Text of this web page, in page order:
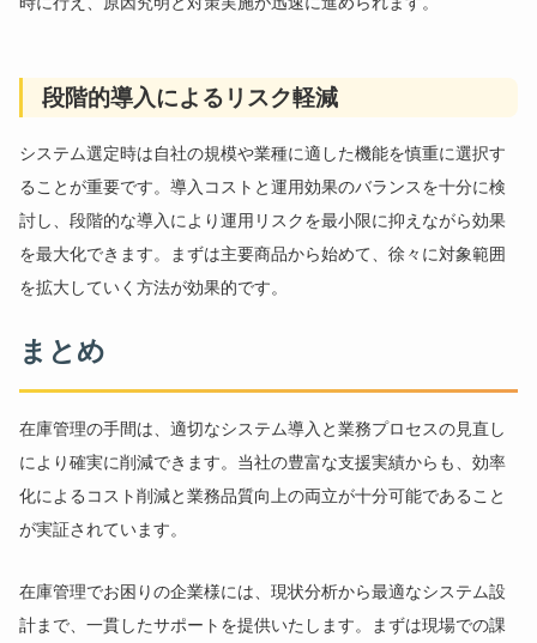
段階的導入によるリスク軽減
システム選定時は自社の規模や業種に適した機能を慎重に選択す
ることが重要です。導入コストと運用効果のバランスを十分に検
討し、段階的な導入により運用リスクを最小限に抑えながら効果
を最大化できます。まずは主要商品から始めて、徐々に対象範囲
を拡大していく方法が効果的です。
まとめ
在庫管理の手間は、適切なシステム導入と業務プロセスの見直し
により確実に削減できます。当社の豊富な支援実績からも、効率
化によるコスト削減と業務品質向上の両立が十分可能であること
が実証されています。
在庫管理でお困りの企業様には、現状分析から最適なシステム設
計まで、一貫したサポートを提供いたします。まずは現場での課